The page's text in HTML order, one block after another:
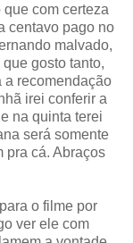
com certeza
centavo pago no
malvado,
gosto tanto,
a recomendação
irei conferir a
na quinta terei
será somente
pra cá. Abraços
o filme por
ver ele com